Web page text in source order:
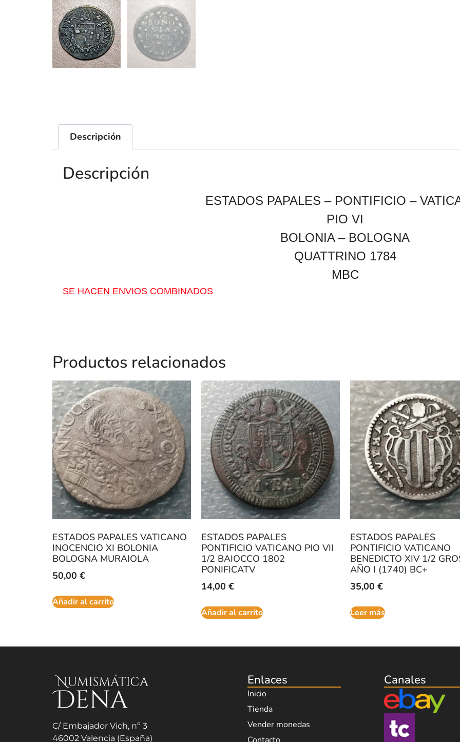
Descripción
Descripción
ESTADOS PAPALES – PONTIFICIO –
PIO VI
BOLONIA – BOLOGNA
QUATTRINO 1784
MBC
SE HACEN ENVIOS COMBINADOS
Productos relacionados
ESTADOS PAPALES VATICANO
INOCENCIO XI BOLONIA
BOLOGNA MURAIOLA
50,00 €
Añadir al carrito
ESTADOS PAPALES
PONTIFICIO VATICANO PIO VII
1/2 BAIOCCO 1802
PONIFICATV
14,00 €
Añadir al carrito
ESTADOS PAPALES
PONTIFICIO VATICANO
BENEDICTO XIV 1/2
AÑO I (1740) BC+
35,00 €
Leer más
C/ Embajador Vich, nº 3
46002 Valencia (España)
Enlaces
Inicio
Tienda
Vender monedas
Canales